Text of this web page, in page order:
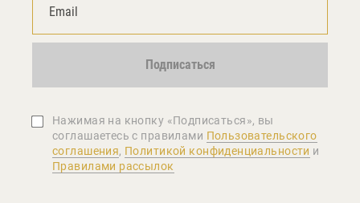
Подписаться
Нажимая на кнопку «Подписаться», вы
соглашаетеcь с правилами Пользовательского
соглашения, Политикой конфиденциальности и
Правилами рассылок